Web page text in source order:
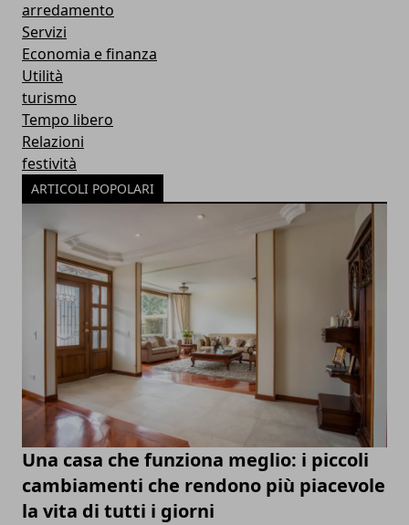
arredamento
Servizi
Economia e finanza
Utilità
turismo
Tempo libero
Relazioni
festività
ARTICOLI POPOLARI
Una casa che funziona meglio: i piccoli
cambiamenti che rendono più piacevole
la vita di tutti i giorni